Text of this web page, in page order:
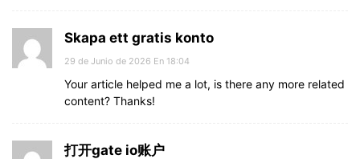
Skapa ett gratis konto
29 de Junio de 2026 En 18:04
Your article helped me a lot, is there any more related
content? Thanks!
打开gate io账户